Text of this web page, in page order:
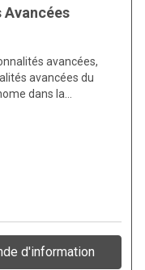
avancées,
avancées du
dans la…
d'information